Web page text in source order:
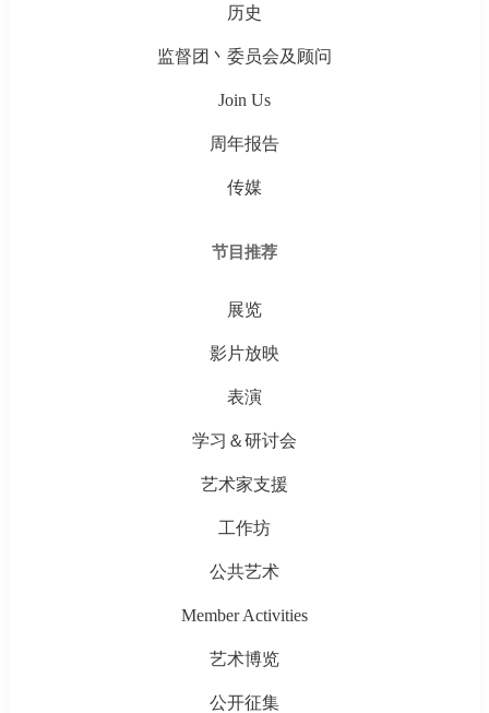
历史
监督团丶委员会及顾问
Join Us
周年报告
传媒
节目推荐
展览
影片放映
表演
学习＆研讨会
艺术家支援
工作坊
公共艺术
Member Activities
艺术博览
公开征集